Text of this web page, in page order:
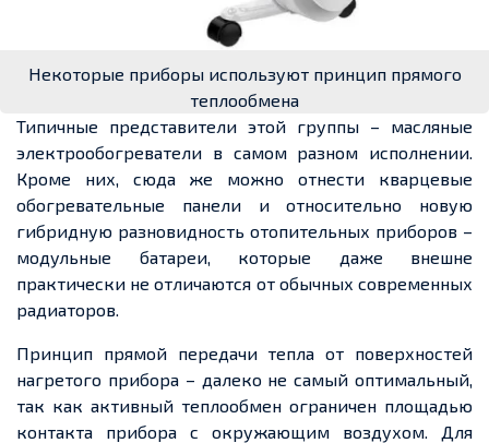
Некоторые приборы используют принцип прямого
теплообмена
Типичные представители этой группы – масляные
электрообогреватели в самом разном исполнении.
Кроме них, сюда же можно отнести кварцевые
обогревательные панели и относительно новую
гибридную разновидность отопительных приборов –
модульные батареи, которые даже внешне
практически не отличаются от обычных современных
радиаторов.
Принцип прямой передачи тепла от поверхностей
нагретого прибора – далеко не самый оптимальный,
так как активный теплообмен ограничен площадью
контакта прибора с окружающим воздухом. Для